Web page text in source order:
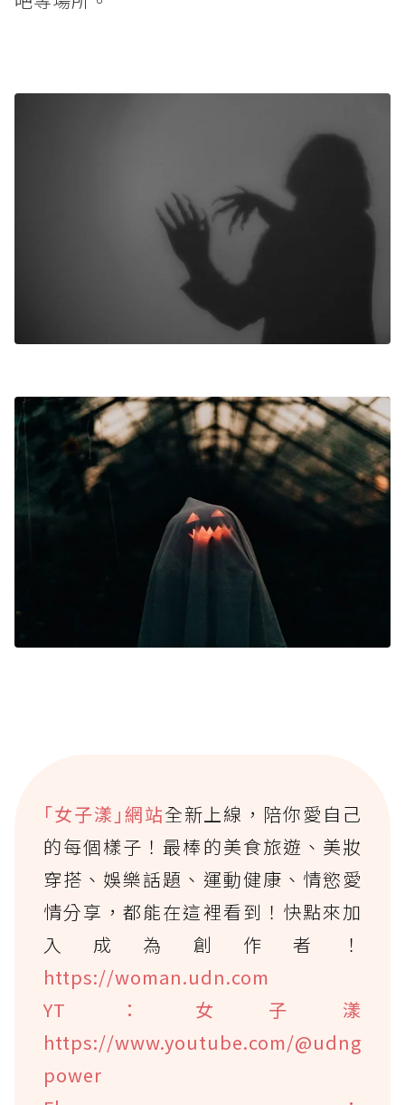
｢女子漾｣網站全新上線，陪你愛自己
的每個樣子！最棒的美食旅遊、美妝
穿搭、娛樂話題、運動健康、情慾愛
情分享，都能在這裡看到！快點來加
入成為創作者！
https://woman.udn.com
YT：女子漾
https://www.youtube.com/@udng
power